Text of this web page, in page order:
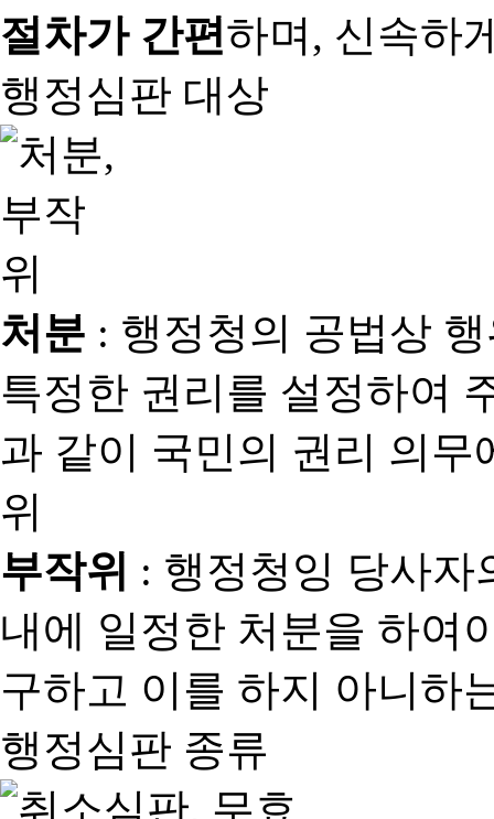
절차가 간편하며, 신속하
행정심판 대상
처분 : 행정청의 공법상
특정한 권리를 설정하여
과 같이 국민의 권리 의
위
부작위 : 행정청잉 당사자
내에 일정한 처분을 하여
구하고 이를 하지 아니하
행정심판 종류